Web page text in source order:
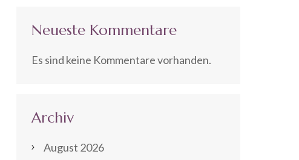
Neueste Kommentare
Es sind keine Kommentare vorhanden.
Archiv
August 2026